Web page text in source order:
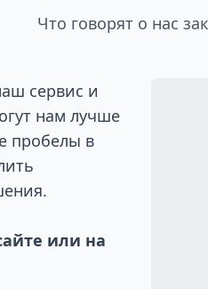
Что говорят о нас
сервис и
нам лучше
пробелы в
или на